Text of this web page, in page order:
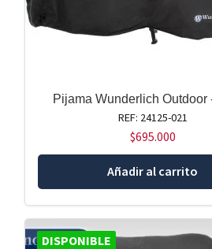
Pijama Wunderlich Outdoor
REF: 24125-021
$695.000
Añadir al carrito
DISPONIBLE